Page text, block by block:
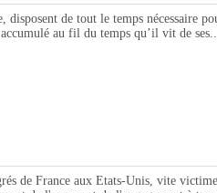
de tout le temps nécessaire
au fil du temps qu’il vit de
de France aux Etats-Unis, vite